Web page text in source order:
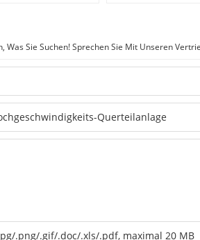
Was Sie Suchen! Sprechen Sie Mit Unseren
.png/.gif/.doc/.xls/.pdf, maximal 20 MB